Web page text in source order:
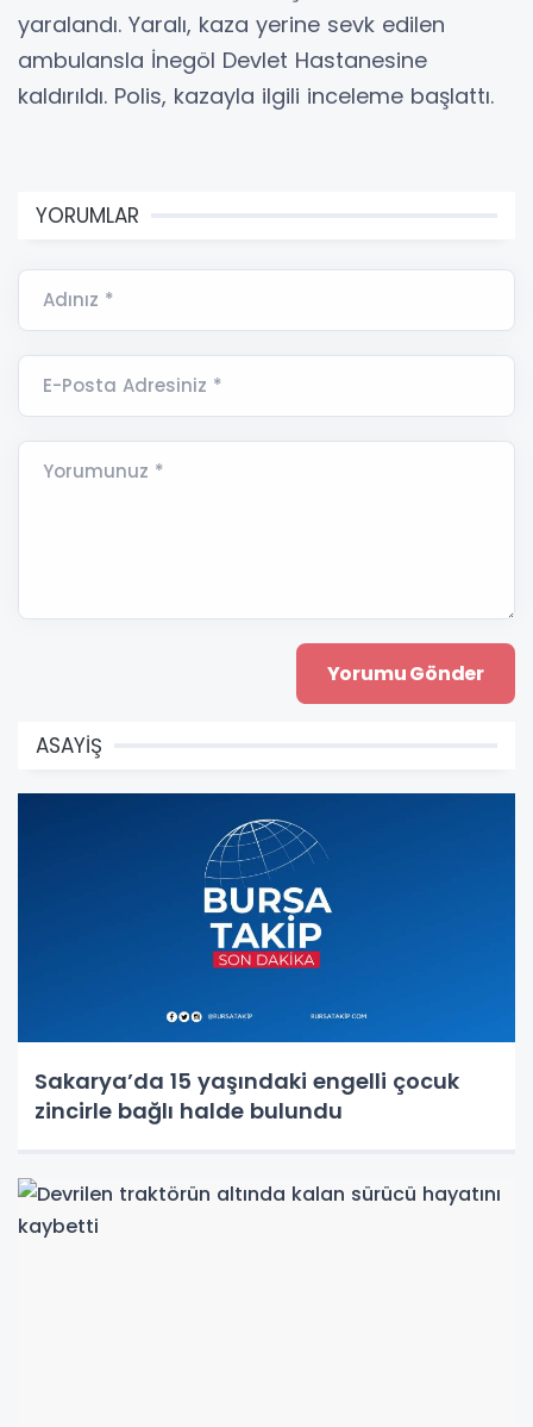
yaralandı. Yaralı, kaza yerine sevk edilen
ambulansla İnegöl Devlet Hastanesine
kaldırıldı. Polis, kazayla ilgili inceleme başlattı.
YORUMLAR
Adınız *
E-Posta Adresiniz *
Yorumunuz *
ASAYİŞ
Sakarya’da 15 yaşındaki engelli çocuk
zincirle bağlı halde bulundu